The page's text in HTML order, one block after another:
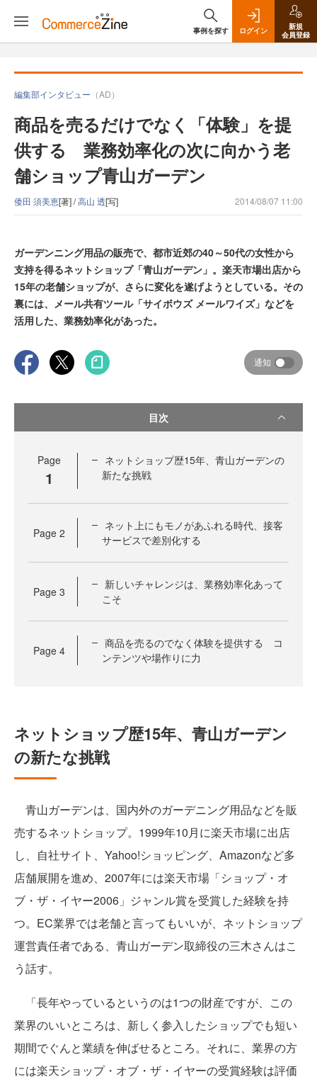
事例を探す ログイン
新規
会員登録
編集部インタビュー （AD）
商品を売るだけでなく「体験」を提
供する 業務効率化の次に向かう老
舗ショップ青山ガーデン
倭田 須美恵[著] /高山 透[写] 2014/08/07 11:00
ガーデンニング用品の販売で、都市近郊の40～50代の女性から
支持を得るネットショップ「青山ガーデン」。楽天市場出店から
15年の老舗ショップが、さらに変化を遂げようとしている。その
裏には、メール共有ツール「サイボウズ メールワイズ」などを
活用した、業務効率化があった。
通知
目次
Page
1
ネットショップ歴15年、青山ガーデンの
新たな挑戦
Page 2
ネット上にもモノがあふれる時代、接客
サービスで差別化する
Page 3
新しいチャレンジは、業務効率化あって
こそ
Page 4
商品を売るのでなく体験を提供する コ
ンテンツや場作りに力
ネットショップ歴15年、青山ガーデン
の新たな挑戦
青山ガーデンは、国内外のガーデニング用品などを販
売するネットショップ。1999年10月に楽天市場に出店
し、自社サイト、Yahoo!ショッピング、Amazonなど多
店舗展開を進め、2007年には楽天市場「ショップ・オ
ブ・ザ・イヤー2006」ジャンル賞を受賞した経験を持
つ。EC業界では老舗と言ってもいいが、ネットショップ
運営責任者である、青山ガーデン取締役の三木さんはこ
う話す。
「長年やっているというのは1つの財産ですが、この
業界のいいところは、新しく参入したショップでも短い
期間でぐんと業績を伸ばせるところ。それに、業界の方
には楽天ショップ・オブ・ザ・イヤーの受賞経験は評価